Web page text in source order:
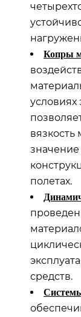
Копры
условиях
полетах.
средств.